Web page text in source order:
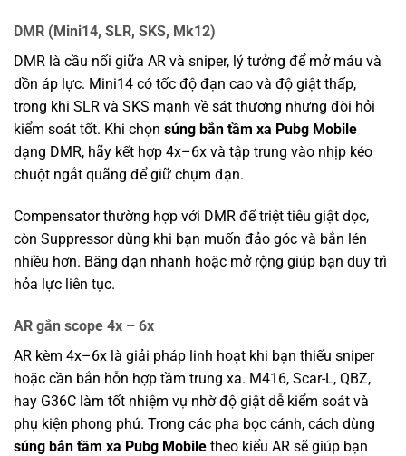
DMR (Mini14, SLR, SKS, Mk12)
DMR là cầu nối giữa AR và sniper, lý tưởng để mở máu và
dồn áp lực. Mini14 có tốc độ đạn cao và độ giật thấp,
trong khi SLR và SKS mạnh về sát thương nhưng đòi hỏi
kiểm soát tốt. Khi chọn súng bắn tầm xa Pubg Mobile
dạng DMR, hãy kết hợp 4x–6x và tập trung vào nhịp kéo
chuột ngắt quãng để giữ chụm đạn.
Compensator thường hợp với DMR để triệt tiêu giật dọc,
còn Suppressor dùng khi bạn muốn đảo góc và bắn lén
nhiều hơn. Băng đạn nhanh hoặc mở rộng giúp bạn duy trì
hỏa lực liên tục.
AR gắn scope 4x – 6x
AR kèm 4x–6x là giải pháp linh hoạt khi bạn thiếu sniper
hoặc cần bắn hỗn hợp tầm trung xa. M416, Scar-L, QBZ,
hay G36C làm tốt nhiệm vụ nhờ độ giật dễ kiểm soát và
phụ kiện phong phú. Trong các pha bọc cánh, cách dùng
súng bắn tầm xa Pubg Mobile theo kiểu AR sẽ giúp bạn